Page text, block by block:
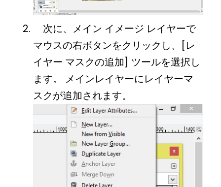
次に、メイン イメージ レイヤーで
マウスの右ボタンをクリックし、[レ
イヤー マスクの追加] ツールを選択し
ます。 メインレイヤーにレイヤーマ
スクが追加されます。